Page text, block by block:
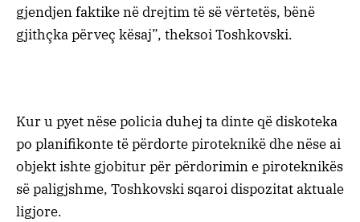
gjendjen faktike në drejtim të së vërtetës, bënë
gjithçka përveç kësaj”, theksoi Toshkovski.
Kur u pyet nëse policia duhej ta dinte që diskoteka
po planifikonte të përdorte piroteknikë dhe nëse ai
objekt ishte gjobitur për përdorimin e piroteknikës
së paligjshme, Toshkovski sqaroi dispozitat aktuale
ligjore.